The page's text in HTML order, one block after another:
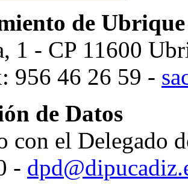
de Ubrique
1 - CP 11600
956 46 26 59 -
de Datos
con el Delegado
-